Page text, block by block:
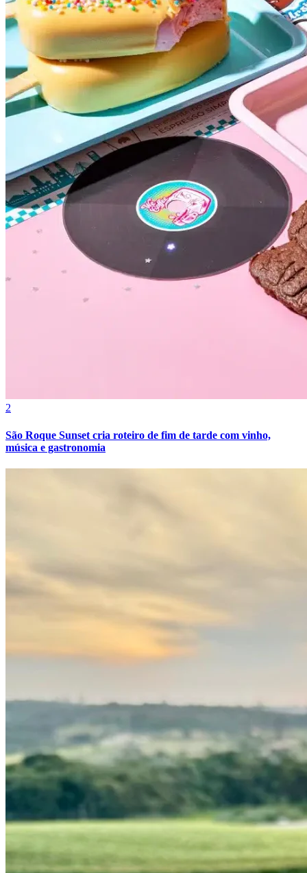
Botafogo
Grêmio
Internacional
2
São Roque Sunset cria roteiro de fim de tarde com vinho,
música e gastronomia